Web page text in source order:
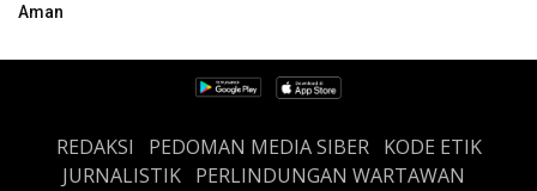
Aman
REDAKSI PEDOMAN MEDIA SIBER
KODE ETIK
JURNALISTIK PERLINDUNGAN WARTAWAN